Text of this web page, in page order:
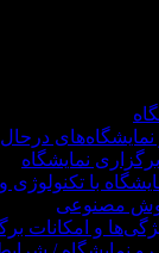
نمایشگاه‌های
نمایشگاه
با
مصنوعی
و امکانات